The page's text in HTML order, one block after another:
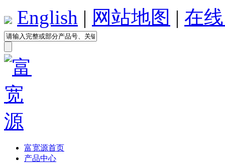
English | 网站地图 | 在
富宽源首页
产品中心